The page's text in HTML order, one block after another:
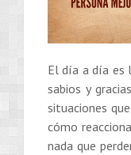
El día a día es
sabios y
situaciones
cómo
nada que